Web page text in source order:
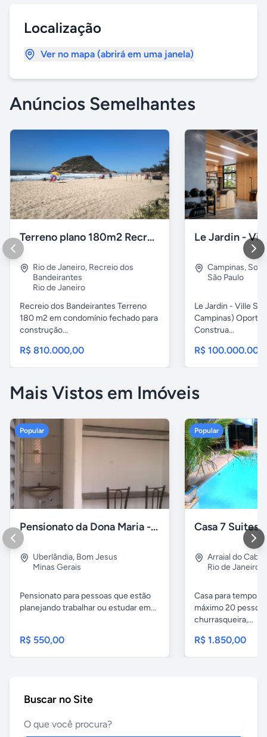
Localização
Ver no mapa (abrirá em uma janela)
Anúncios Semelhantes
Terreno plano 180m2 Recreio dos Bandeirantes
Rio de Janeiro, Recreio dos
Bandeirantes
Rio de Janeiro
Recreio dos Bandeirantes Terreno
180 m2 em condomínio fechado para
construção...
R$ 810.000,00
Campinas,
São Paulo
Le Jardin - Ville
Campinas)
Construa...
R$
Mais Vistos em Imóveis
Popular
Pensionato da Dona Maria - Uberlândia/MG
Uberlândia, Bom Jesus
Minas Gerais
Pensionato para pessoas que estão
planejando trabalhar ou estudar em...
R$ 550,00
Popular
Arraial do Cabo
Rio de Janeiro
Casa para
máximo 20
churrasqueira,...
R$ 1.850,00
Buscar no Site